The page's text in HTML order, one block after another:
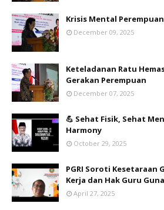
Krisis Mental
December 09, 2025
Keteladanan Ratu
Gerakan Perempuan
December 07, 2025
💪 Sehat Fisik, Sehat
Harmony
October 29, 2025
PGRI Soroti Kesetaraan
Kerja dan Hak Guru
April 27, 2025